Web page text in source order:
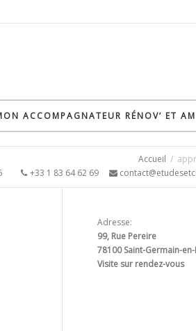
ACCOMPAGNATEUR RÉNOV’ ET
Accueil
35
+33 1 83 64 62 69
Adresse:
99, Rue Pereire
78100 Saint-Germain-en-
Visite sur rendez-vous